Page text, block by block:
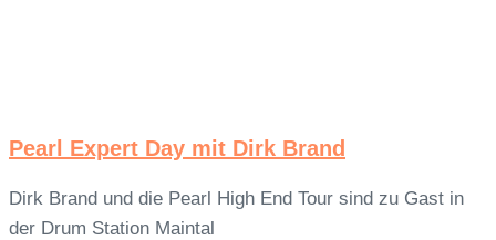
Pearl Expert Day mit Dirk Brand
Dirk Brand und die Pearl High End Tour sind zu Gast in
der Drum Station Maintal